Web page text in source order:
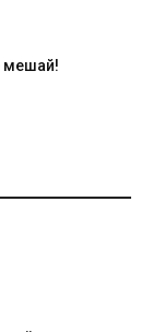
мешай!